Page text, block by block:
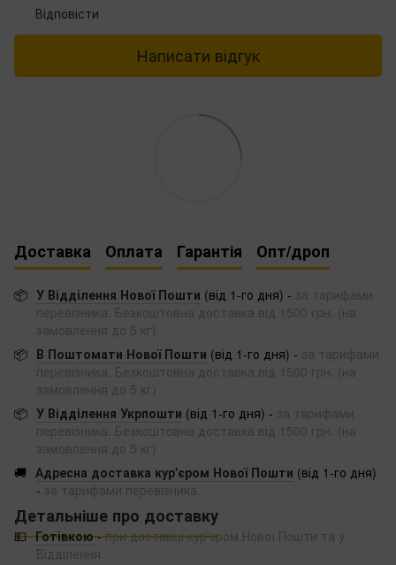
Відповісти
Написати відгук
Доставка Оплата Гарантія Опт/дроп
📦 У Відділення Нової Пошти (від 1-го дня) - за тарифами
перевізника. Безкоштовна доставка від 1500 грн. (на
замовлення до 5 кг)
📦 В Поштомати Нової Пошти (від 1-го дня) - за тарифами
перевізника. Безкоштовна доставка від 1500 грн. (на
замовлення до 5 кг)
📦 У Відділення Укрпошти (від 1-го дня) - за тарифами
перевізника. Безкоштовна доставка від 1500 грн. (на
замовлення до 5 кг)
🚚 Адресна доставка кур'єром Нової Пошти (від 1-го дня)
- за тарифами перевізника.
Детальніше про доставку
💵 Готівкою -при доставці кур'єром Нової Пошти та у
Відділення